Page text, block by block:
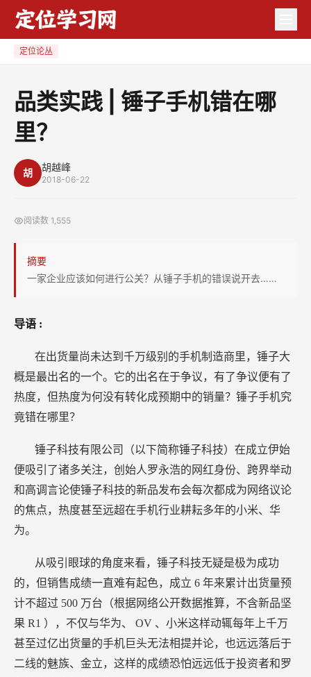
里？
定位论丛
品类实践 | 锤子手机错在哪
里？
胡 胡越峰
2018-06-22
阅读数 1,555
摘要
一家企业应该如何进行公关？从锤子手机的错误说开去……
导语 :
在出货量尚未达到千万级别的手机制造商里，锤子大
概是最出名的一个。它的出名在于争议，有了争议便有了
热度，但热度为何没有转化成预期中的销量？锤子手机究
竟错在哪里？
锤子科技有限公司（以下简称锤子科技）在成立伊始
便吸引了诸多关注，创始人罗永浩的网红身份、跨界举动
和高调言论使锤子科技的新品发布会每次都成为网络议论
的焦点，热度甚至远超在手机行业耕耘多年的小米、华
为。
从吸引眼球的角度来看，锤子科技无疑是极为成功
的，但销售成绩一直难有起色，成立 6 年来累计出货量预
计不超过 500 万台（根据网络公开数据推算，不含新品坚
果 R1 ），不仅与华为、 OV 、小米这样动辄每年上千万
甚至过亿出货量的手机巨头无法相提并论，也远远落后于
二线的魅族、金立，这样的成绩恐怕远远低于投资者和罗